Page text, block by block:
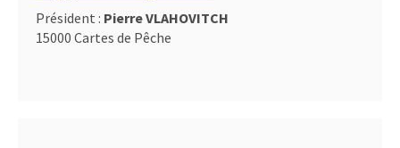
Président : Pierre VLAHOVITCH
15000 Cartes de Pêche